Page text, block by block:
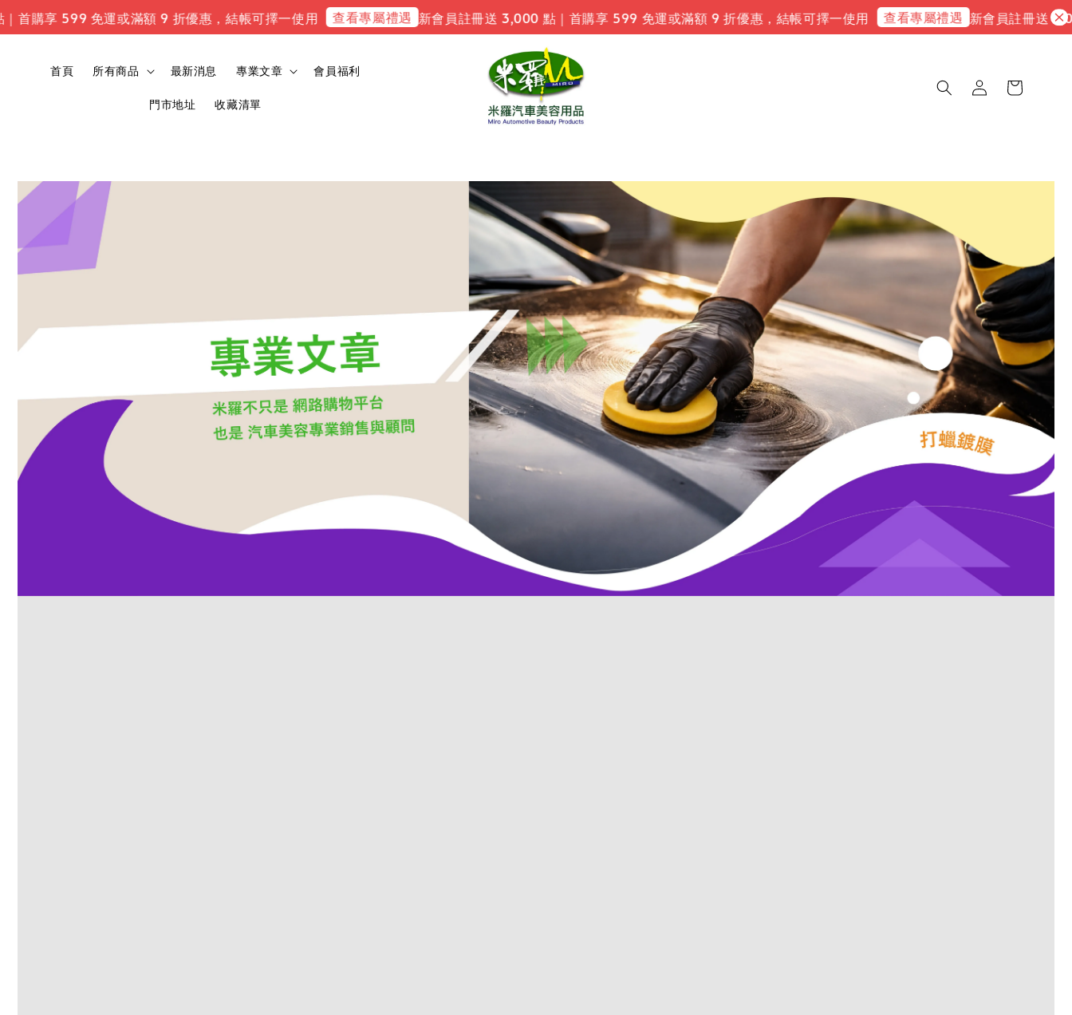
享 599 免運或滿額 9 折優惠，結帳可擇一使用 查看專屬禮遇 新會員註冊送 3,000 點｜首購享 599 免運或滿額 9 折優惠，結帳可擇一使用 查看專屬禮遇 新會員註冊送 3,000
首頁 所有商品 最新消息 專業文章 會員福利
門市地址 收藏清單